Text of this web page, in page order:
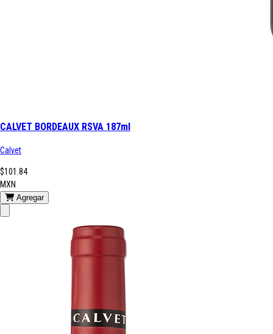
CALVET BORDEAUX RSVA 187ml
Calvet
$101.84
MXN
Agregar